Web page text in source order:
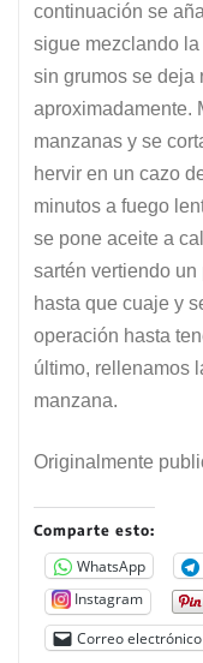
continuación se
sigue mezclando
sin grumos se deja
aproximadamente.
manzanas y se
hervir en un cazo
minutos a fuego
se pone aceite a
sartén vertiendo
hasta que cuaje y
operación hasta
último, rellenamos
manzana.
Originalmente
Comparte esto:
WhatsApp
Instagram
Correo electrónico